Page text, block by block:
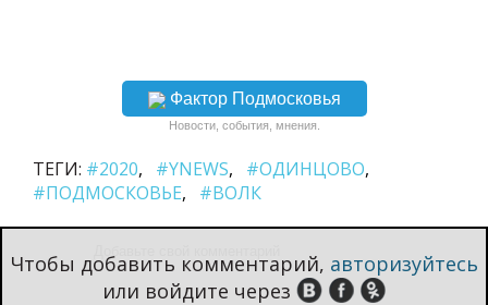
Фактор Подмосковья
Новости, события, мнения.
ТЕГИ: #2020 #YNEWS
#ОДИНЦОВО
#ПОДМОСКОВЬЕ
#ВОЛК
Чтобы добавить комментарий, авторизуйтесь
или войдите через